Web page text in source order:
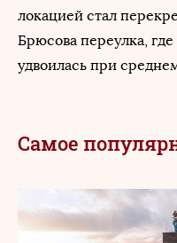
локацией стал
Брюсова переулка,
удвоилась при
Самое